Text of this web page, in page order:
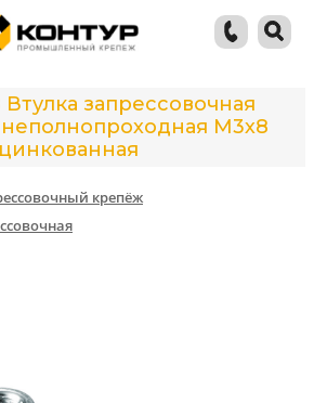
Втулка запрессовочная
неполнопроходная М3х8
крепёж